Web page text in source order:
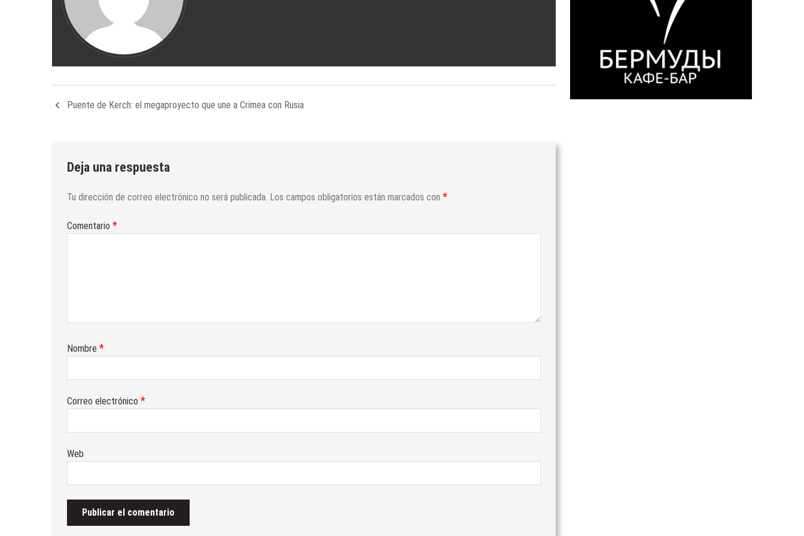
Puente de Kerch: el megaproyecto que une a Crimea con Rusia
Deja una respuesta
Tu dirección de correo electrónico no será publicada. Los campos obligatorios están marcados con *
Comentario *
Nombre *
Correo electrónico *
Web